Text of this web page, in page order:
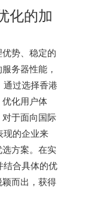
化的加
势、稳定的
务器性能，
通过选择香港
化用户体
于面向国际
现的企业来
方案。在实
结合具体的优
而出，获得